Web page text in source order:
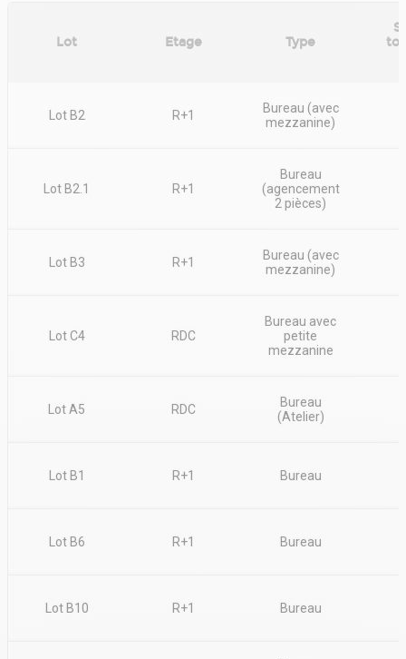
Lot Etage Type
Lot B2 R+1
Bureau (avec
mezzanine)
Lot B2.1 R+1
Bureau
(agencement
2 pièces)
Lot B3 R+1
Bureau (avec
mezzanine)
Lot C4 RDC
Bureau avec
petite
mezzanine
Lot A5 RDC
Bureau
(Atelier)
Lot B1 R+1 Bureau
Lot B6 R+1 Bureau
Lot B10 R+1 Bureau